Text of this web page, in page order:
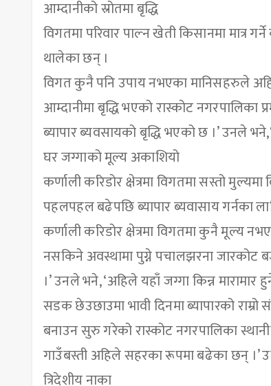
आम्दानीको स्रोतमा बृद्धि
विगतमा परिवार पाल्न खेती किसानमा मात्र
थालेका छन् ।
विगत कुनै पनि उपाय नभएका मानिसहरुले
आम्दानीमा बृद्धि भएको रास्कोट नगरपालिका
ब्यापार ब्यवसायको बृद्धि भएको छ ।’ उनले
घर जग्गाको मूल्य अकाशियो
कर्णाली करिडोर क्षेत्रमा विगतमा सस्तो
पहलपहल बढेपछि ब्यापार ब्यवासाय गर्नका
कर्णाली करिडोर क्षेत्रमा विगतमा कुनै मूल्य
नसकिने अवस्थामा पुग्ने पचालझरना जारकोट
।’ उनले भने, ‘अहिले यहाँ जग्गा किन्न मारामार
सडक छेउछाउमा भावी दिनमा ब्यापारको
बनाउन सुरु गरेको रास्कोट नगरपालिका
गाउँबस्ती अहिले सहरका रूपमा बढेका छन्
त्रिदेशीय नाका